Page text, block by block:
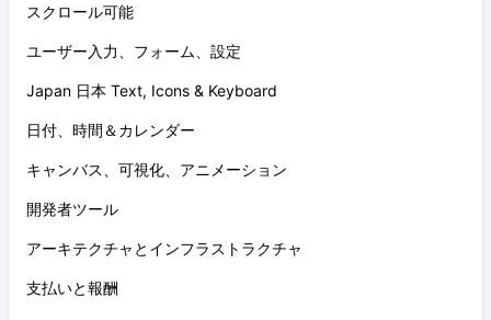
スクロール可能
ユーザー入力、フォーム、設定
Japan 日本 Text, Icons & Keyboard
日付、時間＆カレンダー
キャンバス、可視化、アニメーション
開発者ツール
アーキテクチャとインフラストラクチャ
支払いと報酬